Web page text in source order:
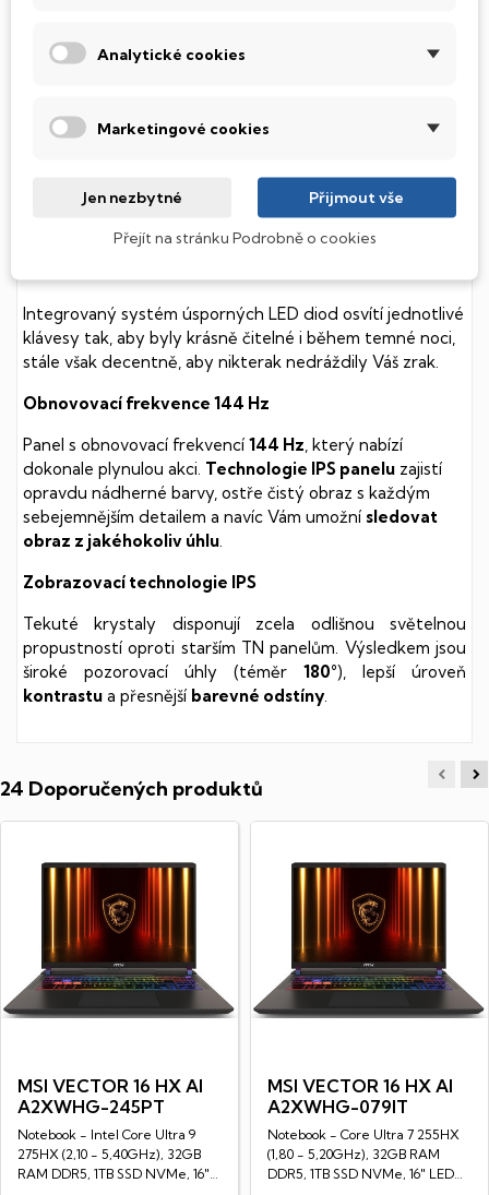
SSD Disk
(Hard Disk Drive) disků nedisponuje žádnými pohyblivými
k mechanickému poškození. Díky použití elektronické
soustavy je tento disk mnohem
tiššía především nabízí
práci s daty.
Integrovaný systém úsporných LED diod osvítí jednotlivé
klávesy tak, aby byly krásně čitelné i během temné noci,
stále však decentně, aby nikterak nedráždily Váš zrak.
Obnovovací frekvence 144 Hz
Panel s obnovovací frekvencí 144 Hz , který nabízí
dokonale plynulou akci. Technologie IPS panelu zajistí
opravdu nádherné barvy, ostře čistý obraz s každým
sebejemnějším detailem a navíc Vám umožní sledovat
obraz z jakéhokoliv úhlu
Zobrazovací technologie IPS
Tekuté krystaly disponují zcela odlišnou světelnou
propustností oproti starším TN panelům. Výsledkem jsou
široké pozorovací úhly (téměr 180°), lepší úroveň
kontrastu a přesnější barevné odstíny
24 Doporučených produktů
MSI VECTOR 16 HX AI
A2XWHG-245PT
Notebook - Intel Core Ultra 9
275HX (2,10 - 5,40GHz), 32GB
RAM DDR5, 1TB SSD NVMe, 16"
MSI VECTOR 16 HX AI
A2XWHG-079IT
Notebook - Core Ultra 7 255HX
(1,80 - 5,20GHz), 32GB RAM
DDR5, 1TB SSD NVMe, 16" LED
Analytické cookies
Marketingové cookies
Jen nezbytné Přijmout vše
Přejít na stránku Podrobně o cookies